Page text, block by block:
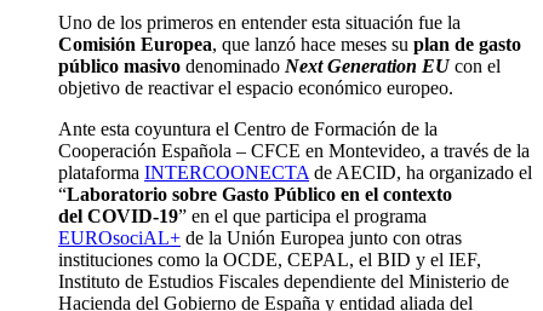
Uno de los primeros en entender esta situación fue la
Comisión Europea, que lanzó hace meses su plan de gasto
público masivo denominado Next Generation EUcon el
objetivo de reactivar el espacio económico europeo.
Ante esta coyuntura el Centro de Formación de la
Cooperación Española – CFCE en Montevideo, a través de la
plataforma INTERCOONECTA de AECID, ha organizado el
“Laboratorio sobre Gasto Público en el contexto
del COVID-19” en el que participa el programa
EUROsociAL+ de la Unión Europea junto con otras
instituciones como la OCDE, CEPAL, el BID y el IEF,
Instituto de Estudios Fiscales dependiente del Ministerio de
Hacienda del Gobierno de España y entidad aliada del